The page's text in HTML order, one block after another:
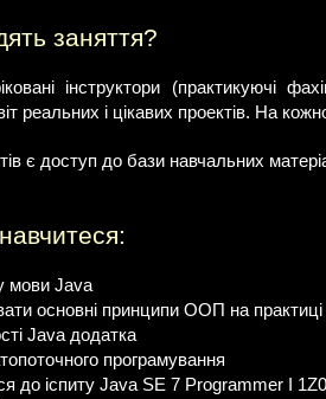
заняття?
інструктори (практикуючі
реальних і цікавих проектів. На
є доступ до бази навчальних
мови Java
основні принципи ООП на практиці
Java додатка
програмування
до іспиту Java SE 7 Programmer I